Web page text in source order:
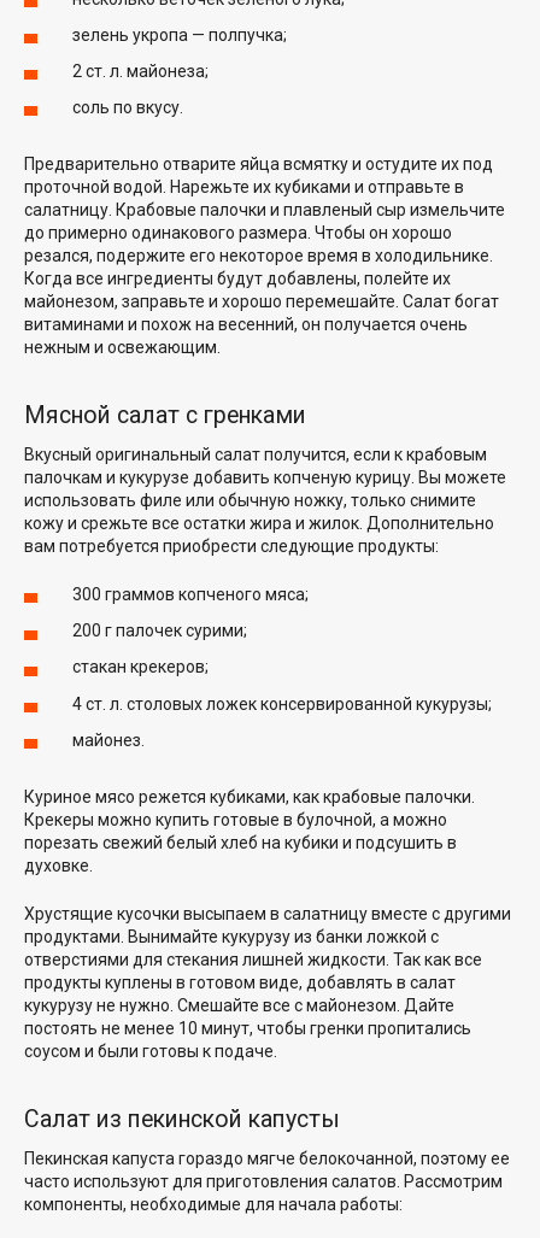
зелень укропа — полпучка;
2 ст. л. майонеза;
соль по вкусу.
Предварительно отварите яйца всмятку и остудите их под
проточной водой. Нарежьте их кубиками и отправьте в
салатницу. Крабовые палочки и плавленый сыр измельчите
до примерно одинакового размера. Чтобы он хорошо
резался, подержите его некоторое время в холодильнике.
Когда все ингредиенты будут добавлены, полейте их
майонезом, заправьте и хорошо перемешайте. Салат богат
витаминами и похож на весенний, он получается очень
нежным и освежающим.
Мясной салат с гренками
Вкусный оригинальный салат получится, если к крабовым
палочкам и кукурузе добавить копченую курицу. Вы можете
использовать филе или обычную ножку, только снимите
кожу и срежьте все остатки жира и жилок. Дополнительно
вам потребуется приобрести следующие продукты:
300 граммов копченого мяса;
200 г палочек сурими;
стакан крекеров;
4 ст. л. столовых ложек консервированной кукурузы;
майонез.
Куриное мясо режется кубиками, как крабовые палочки.
Крекеры можно купить готовые в булочной, а можно
порезать свежий белый хлеб на кубики и подсушить в
духовке.
Хрустящие кусочки высыпаем в салатницу вместе с другими
продуктами. Вынимайте кукурузу из банки ложкой с
отверстиями для стекания лишней жидкости. Так как все
продукты куплены в готовом виде, добавлять в салат
кукурузу не нужно. Смешайте все с майонезом. Дайте
постоять не менее 10 минут, чтобы гренки пропитались
соусом и были готовы к подаче.
Салат из пекинской капусты
Пекинская капуста гораздо мягче белокочанной, поэтому ее
часто используют для приготовления салатов. Рассмотрим
компоненты, необходимые для начала работы: